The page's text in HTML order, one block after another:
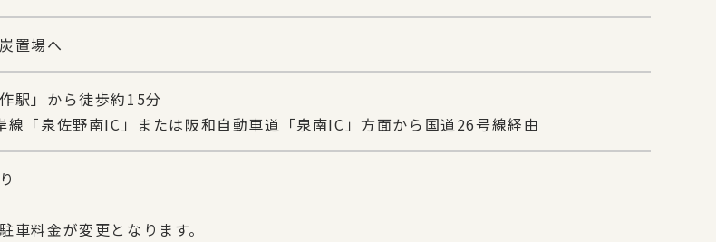
置場へ
駅」から徒歩約15分
線「泉佐野南IC」または阪和自動車道「泉南IC」方面から国道26号線経由
料金が変更となります。